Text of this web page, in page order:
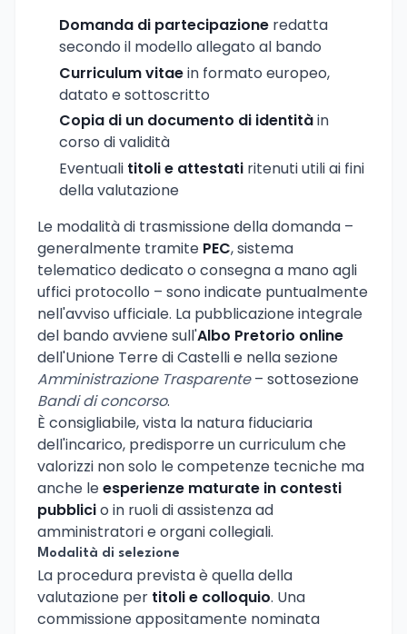
Domanda di partecipazione redatta
secondo il modello allegato al bando
Curriculum vitaein formato europeo,
datato e sottoscritto
Copia di un documento di identitàin
corso di validità
Eventuali titoli e attestati ritenuti utili ai fini
della valutazione
Le modalità di trasmissione della domanda –
generalmente tramite PEC, sistema
telematico dedicato o consegna a mano agli
uffici protocollo – sono indicate puntualmente
nell'avviso ufficiale. La pubblicazione integrale
del bando avviene sull'Albo Pretorio online
dell'Unione Terre di Castelli e nella sezione
Amministrazione Trasparente– sottosezione
Bandi di concorso.
È consigliabile, vista la natura fiduciaria
dell'incarico, predisporre un curriculum che
valorizzi non solo le competenze tecniche ma
anche leesperienze maturate in contesti
pubblicio in ruoli di assistenza ad
amministratori e organi collegiali.
Modalità di selezione
La procedura prevista è quella della
valutazione per titoli e colloquio. Una
commissione appositamente nominata